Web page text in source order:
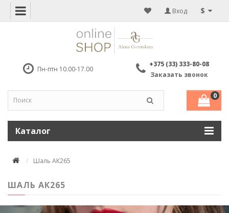
$
Вход
Пн-птн 10.00-17.00
+375 (33) 333-80-08
Заказать звонок
0
Каталог
Шаль АК265
ШАЛЬ АК265